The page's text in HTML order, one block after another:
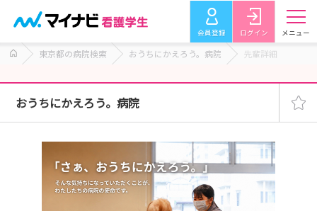
会員登録 ログイン メニュー
東京都の病院検索 おうちにかえろう。病院 先輩詳細
おうちにかえろう。病院